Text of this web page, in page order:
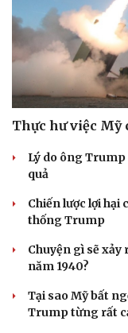
Thực hư việc Mỹ
Lý do ông Trump
quả
Chiến lược lợi hại
thống Trump
Chuyện gì sẽ
năm 1940?
Tại sao Mỹ bất
Trump từng rất